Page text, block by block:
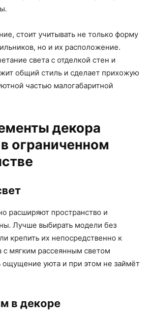
стоит учитывать не только форму
но и их расположение.
света с отделкой стен и
общий стиль и сделает прихожую
частью малогабаритной
декора
ограниченном
расширяют пространство и
Лучше выбирать модели без
крепить их непосредственно к
с мягким рассеянным светом
ощущение уюта и при этом не займёт
в декоре